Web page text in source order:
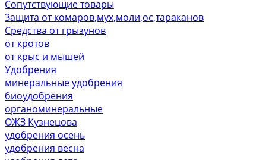
Сопутствующие товары
Защита от комаров,мух,моли,ос,тараканов
Средства от грызунов
от кротов
от крыс и мышей
Удобрения
минеральные удобрения
биоудобрения
органоминеральные
ОЖЗ Кузнецова
удобрения осень
удобрения весна